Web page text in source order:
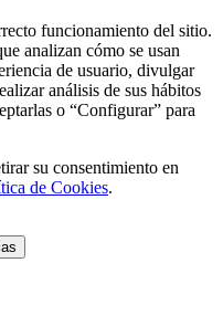
funcionamiento del sitio.
analizan cómo se usan
de usuario, divulgar
análisis de sus hábitos
o “Configurar” para
su consentimiento en
de Cookies.